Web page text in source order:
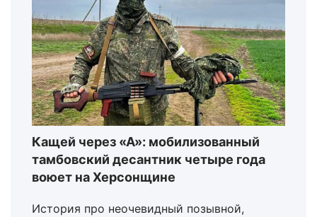
Кащей через «А»: мобилизованный
тамбовский десантник четыре года
воюет на Херсонщине
История про неочевидный позывной,